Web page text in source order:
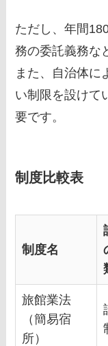
ただし、年間
務の委託義務な
また、自治体に
い制限を設けて
要です。
制度比較表
制度名
旅館業法
（簡易宿
所）